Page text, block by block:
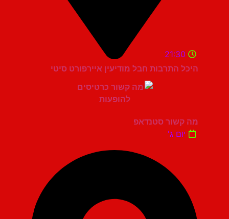
היכל התרבות חבל מודיעין איירפורט סיטי
21:30
מה קשור סטנדאפ
יום ג'